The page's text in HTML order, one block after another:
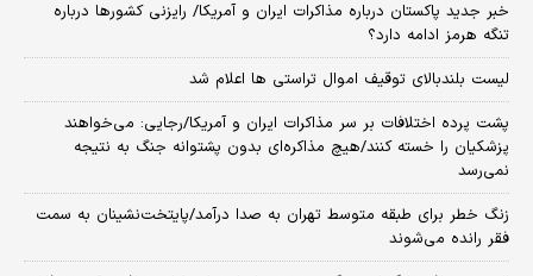
خبر جدید پاکستان درباره مذاکرات ایران و آمریکا/ رایزنی کشورها درباره
تنگه هرمز ادامه دارد؟
لیست بلندبالای توقیف اموال تراستی ها اعلام شد
پشت پرده اختلافات بر سر مذاکرات ایران و آمریکا/رجایی: می‌خواهند
پزشکیان را خسته کنند/هیچ مذاکره‌ای بدون پشتوانه جنگ به نتیجه
نمی‌رسد
زنگ خطر برای طبقه متوسط تهران به صدا درآمد/پایتخت‌نشینان به سمت
فقر رانده می‌شوند